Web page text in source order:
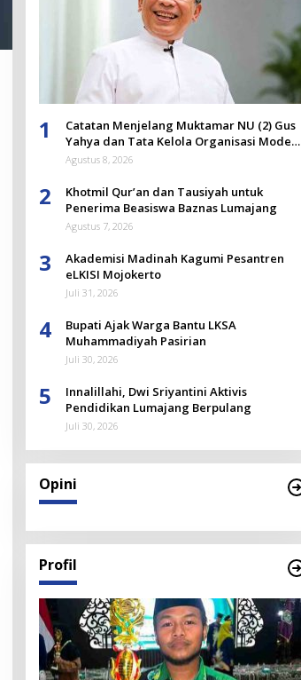
1
Catatan Menjelang Muktamar NU (2) Gus
Yahya dan Tata Kelola Organisasi Modern
yang Menyandera Dirinya
Agustus 8, 2026
2
Khotmil Qur’an dan Tausiyah untuk
Penerima Beasiswa Baznas Lumajang
Agustus 7, 2026
3
Akademisi Madinah Kagumi Pesantren
eLKISI Mojokerto
Juli 31, 2026
4
Bupati Ajak Warga Bantu LKSA
Muhammadiyah Pasirian
Juli 30, 2026
5
Innalillahi, Dwi Sriyantini Aktivis
Pendidikan Lumajang Berpulang
Juli 30, 2026
Opini
Profil